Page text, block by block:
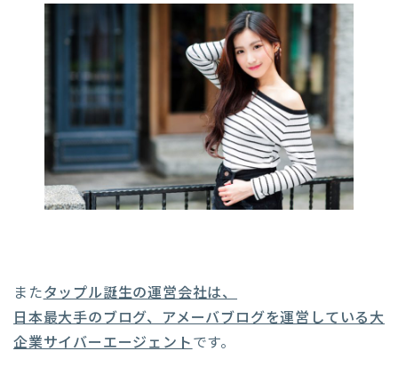
またタップル誕生の運営会社は、
日本最大手のブログ、アメーバブログを運営している大
企業サイバーエージェントです。